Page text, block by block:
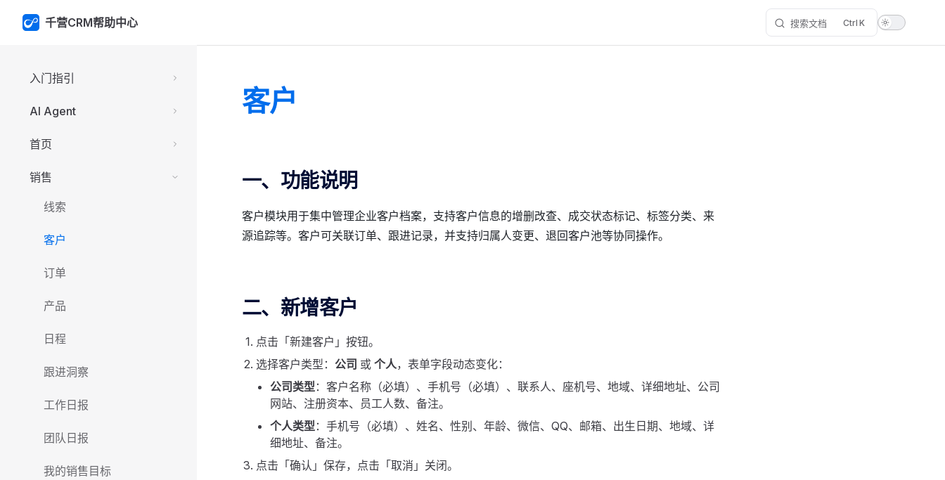
Skip to content
千营CRM帮助中心 搜索文档 K
Sidebar Navigation
入门指引
AI Agent
首页
销售
线索
客户
订单
产品
日程
跟进洞察
工作日报
团队日报
我的销售目标
客户
一、功能说明
客户模块用于集中管理企业客户档案，支持客户信息的增删改查、成交状态标记、标签分类、来
源追踪等。客户可关联订单、跟进记录，并支持归属人变更、退回客户池等协同操作。
二、新增客户
点击「新建客户」按钮。
选择客户类型： 公司 或 个人，表单字段动态变化：
公司类型：客户名称（必填）、手机号（必填）、联系人、座机号、地域、详细地址、公司
网站、注册资本、员工人数、备注。
个人类型：手机号（必填）、姓名、性别、年龄、微信、QQ、邮箱、出生日期、地域、详
细地址、备注。
点击「确认」保存，点击「取消」关闭。